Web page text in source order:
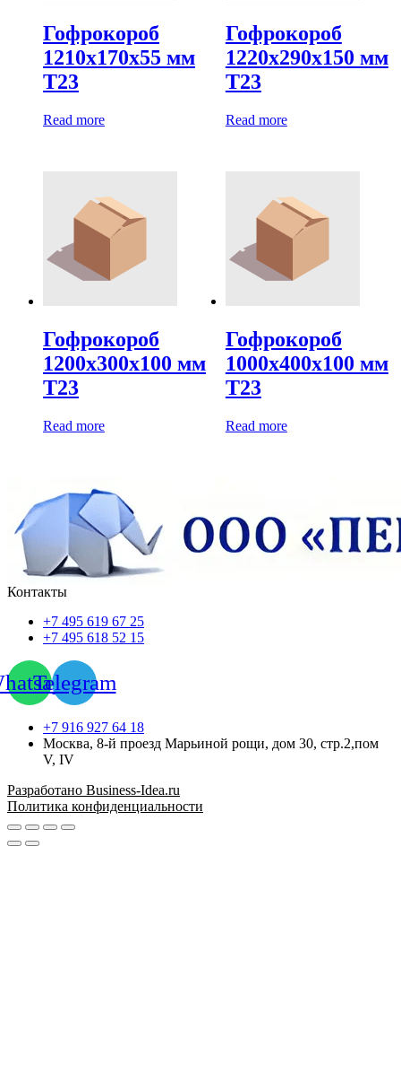
Гофрокороб
1210х170х55 мм
Т23
Read more
Гофрокороб
1220х290х150 мм
Т23
Read more
Гофрокороб
1200х300х100 мм
Т23
Read more
Гофрокороб
1000х400х100 мм
Т23
Read more
Контакты
+7 495 619 67 25
+7 495 618 52 15
Telegram
+7 916 927 64 18
Москва, 8-й проезд Марьиной рощи, дом 30, стр.2,пом
V, IV
Разработано Business-Idea.ru
Политика конфиденциальности